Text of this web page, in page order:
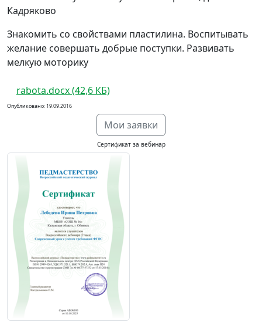
Кадряково
Знакомить со свойствами пластилина. Воспитывать
желание совершать добрые поступки. Развивать
мелкую моторику
rabota.docx (42,6 КБ)
Опубликовано: 19.09.2016
Мои заявки
Сертификат за вебинар